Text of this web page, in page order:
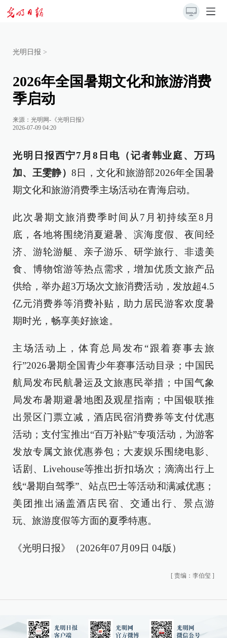
光明日报 >
2026年全国暑期文化和旅游消费
季启动
来源： 光明网-《光明日报》
2026-07-09 04:20
光明日报西宁7月8日电（记者韩业庭、万玛
加、王雯静） 8日，文化和旅游部2026年全国暑
期文化和旅游消费季主场活动在青海启动。
此次暑期文旅消费季时间从7月初持续至8月
底，各地将围绕消夏避暑、滨海度假、夜间经
济、游轮游艇、亲子游乐、研学旅行、非遗美
食、博物馆游等热点需求，增加优质文旅产品
供给，举办超3万场次文旅消费活动，发放超4.5
亿元消费券等消费补贴，助力居民游客欢度暑
期时光，畅享美好旅途。
主场活动上，体育总局发布“跟着赛事去旅
行”2026暑期全国青少年赛事活动目录；中国民
航局发布民航暑运及文旅惠民举措；中国气象
局发布暑期避暑地图及观星指南；中国银联推
出景区门票立减，酒店民宿消费券等支付优惠
活动；支付宝推出“百万补贴”专项活动，为游客
发放专属文旅优惠券包；大麦娱乐围绕电影、
话剧、Livehouse等推出折扣场次；滴滴出行上
线“暑期自驾季”、站点巴士等活动和满减优惠；
美团推出涵盖酒店民宿、交通出行、景点游
玩、旅游度假等方面的夏季特惠。
《光明日报》（2026年07月09日 04版）
[ 责编：李伯玺 ]